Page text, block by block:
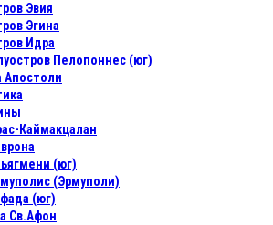
Эвия
Эгина
Идра
Пелопоннес (юг)
Апостоли
Каймакцалан
(юг)
(Эрмуполи)
(юг)
Св.Афон